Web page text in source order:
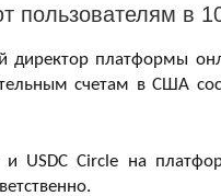
пользователям в
директор платформы
счетам в США
USDC Circle на